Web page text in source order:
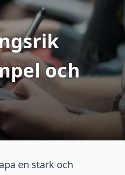
och
en stark och